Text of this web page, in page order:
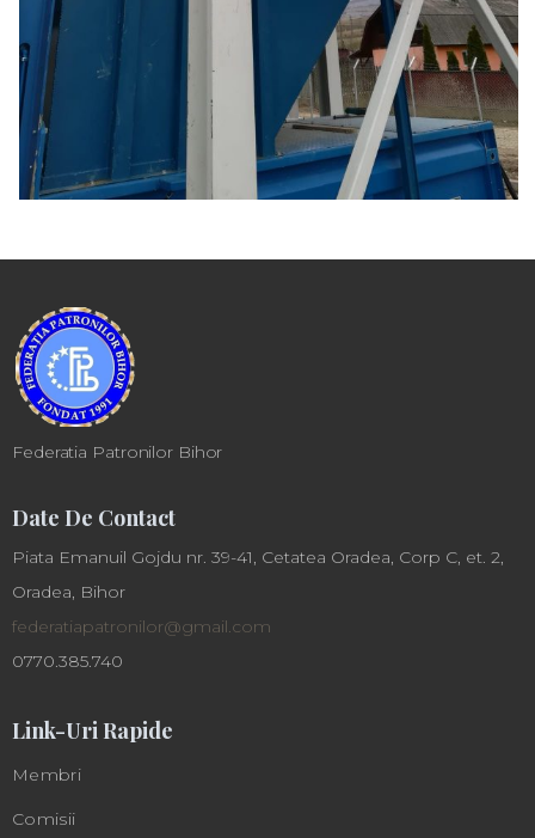
Federatia Patronilor Bihor
Date De Contact
Piata Emanuil Gojdu nr. 39-41, Cetatea Oradea, Corp C, et. 2,
Oradea, Bihor
federatiapatronilor@gmail.com
0770.385.740
Link-Uri Rapide
Membri
Comisii